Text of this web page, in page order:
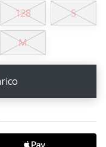
128 S
M